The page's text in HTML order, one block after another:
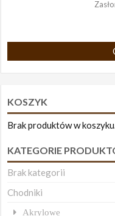
KOSZYK
Brak produktów w koszyku.
KATEGORIE
Brak kategorii
Chodniki
Akrylowe